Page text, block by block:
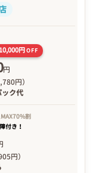
10,000円OFF
円
円）
ク代
MAX70%割
付き！
円）